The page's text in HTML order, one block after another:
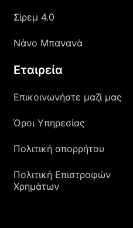
Σίρεμ 4.0
Νάνο Μπανανά
Εταιρεία
Επικοινωνήστε μαζί μας
Όροι Υπηρεσίας
Πολιτική απορρήτου
Πολιτική Επιστροφών
Χρημάτων